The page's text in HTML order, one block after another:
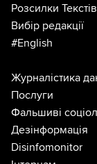
Розсилки Текстів
Вибір редакції
#English
Журналістика
Послуги
Фальшиві
Дезінформація
Disinfomonitor